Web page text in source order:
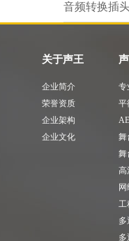
音频转换插
关于声王
企业简介
荣誉资质
企业架构
企业文化
专
平
舞
舞
高
工
多
多